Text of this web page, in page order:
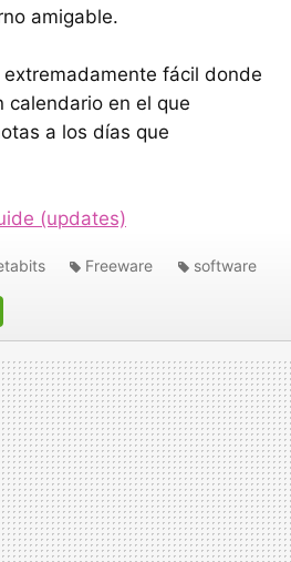
amigable.
fácil donde
calendario en el que
a los días que
(updates)
Freeware software